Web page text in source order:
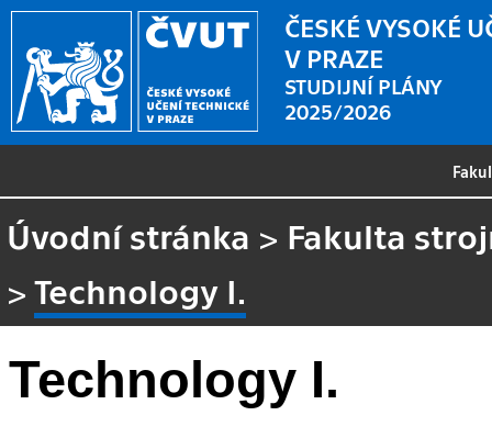
ČESKÉ VYSOKÉ
V PRAZE
STUDIJNÍ PLÁNY
2025/2026
Úvodní stránka > Fakulta
>Technology I.
Technology I.